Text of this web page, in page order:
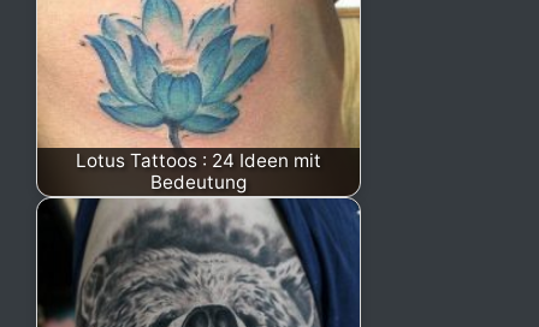
Lotus Tattoos : 24 Ideen mit
Bedeutung